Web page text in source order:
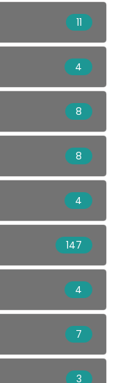
11
4
8
8
4
147
4
7
3